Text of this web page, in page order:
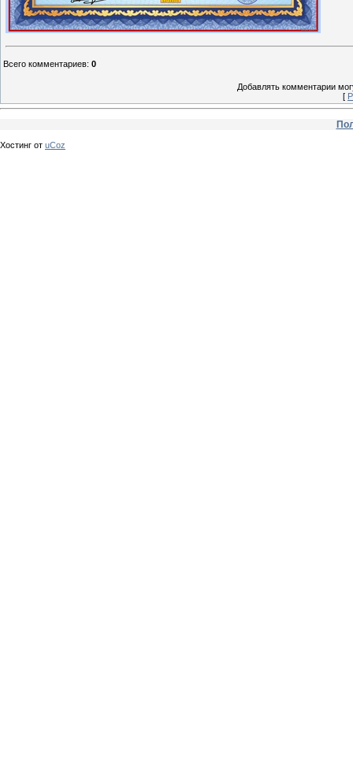
Всего комментариев: 0
Добавлять комментарии
[
Хостинг от uCoz